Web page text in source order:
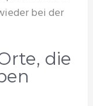
bei der
die